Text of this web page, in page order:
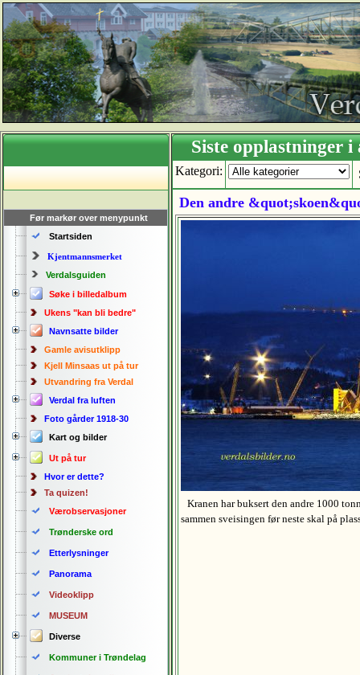
Før markør over menypunkt
Startsiden
Kjentmannsmerket
Verdalsguiden
Søke i billedalbum
Ukens "kan bli bedre"
Navnsatte bilder
Gamle avisutklipp
Kjell Minsaas ut på tur
Utvandring fra Verdal
Verdal fra luften
Foto gårder 1918-30
Kart og bilder
Ut på tur
Hvor er dette?
Ta quizen!
Værobservasjoner
Trønderske ord
Etterlysninger
Panorama
Videoklipp
MUSEUM
Diverse
Kommuner i Trøndelag
Siste
Kategori:
Den andre
Kranen har buksert den andre 1000
sammen sveisingen før neste skal på